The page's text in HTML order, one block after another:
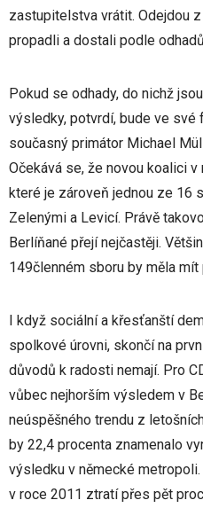
zastupitelstva vrátit. Odejdou
propadli a dostali podle
Pokud se odhady, do nichž
výsledky, potvrdí, bude ve své
současný primátor Michael
Očekává se, že novou koalici
které je zároveň jednou ze 16
Zelenými a Levicí. Právě
Berlíňané přejí nejčastěji.
149členném sboru by měla mít
I když sociální a křesťanští
spolkové úrovni, skončí na
důvodů k radosti nemají. Pro
vůbec nejhorším výsledem v
neúspěšného trendu z
by 22,4 procenta znamenalo
výsledku v německé
v roce 2011 ztratí přes pět